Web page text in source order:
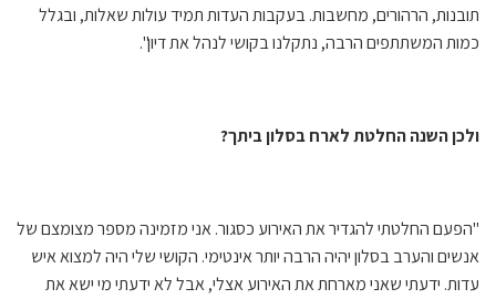
תובנות, הרהורים, מחשבות. בעקבות העדות תמיד עולות שאלות, ובגלל
כמות המשתתפים הרבה, נתקלנו בקושי לנהל את דיון".
ולכן השנה החלטת לארח בסלון ביתך?
"הפעם החלטתי להגדיר את האירוע כסגור. אני מזמינה מספר מצומצם של
אנשים והערב בסלון יהיה הרבה יותר אינטימי. הקושי שלי היה למצוא איש
עדות. ידעתי שאני מארחת את האירוע אצלי, אבל לא ידעתי מי ישא את